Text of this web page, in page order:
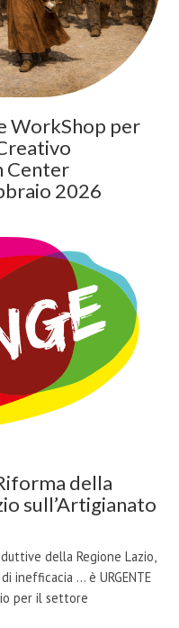
WorkShop per
Center
2026
della
sull’Artigianato
della Regione Lazio,
inefficacia ... è URGENTE
per il settore